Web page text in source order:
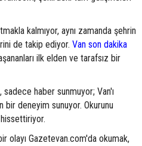
kalmıyor, aynı zamanda şehrin
de takip ediyor. Van son dakika
ilk elden ve tarafsız bir
haber sunmuyor; Van'ı
bir deneyim sunuyor. Okurunu
olayı Gazetevan.com'da okumak,